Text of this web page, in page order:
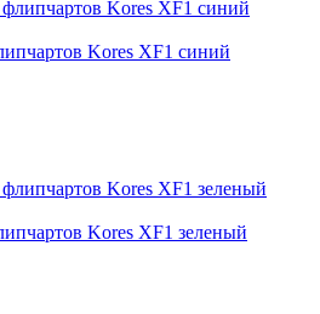
Kores XF1 синий
Kores XF1 зеленый